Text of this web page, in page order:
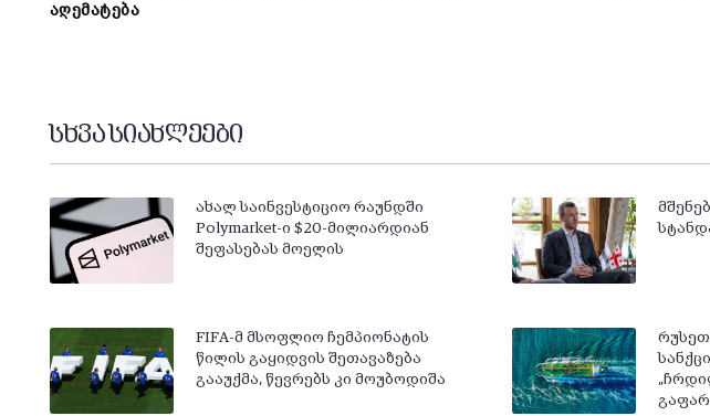
აღემატება
სხვა სიახლეები
ახალ საინვესტიციო რაუნდში
Polymarket-ი $20-მილიარდიან
შეფასებას მოელის
FIFA-მ მსოფლიო ჩემპიონატის
წილის გაყიდვის შეთავაზება
გააუქმა, წევრებს კი მოუბოდიშა